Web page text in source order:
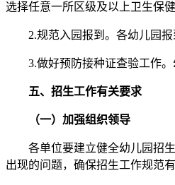
选择任意一所区级及以上卫生保
2.规范入园报到。各幼儿园报
3.做好预防接种证查验工作。
五、招生工作有关要求
（一）加强组织领导
各单位要建立健全幼儿园招生
出现的问题，确保招生工作规范有